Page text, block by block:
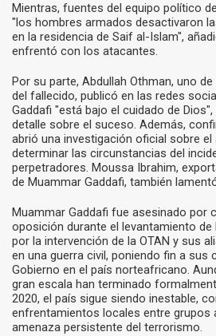
Mientras, fuentes del equipo político
"los hombres armados desactivaron
en la residencia de Saif al-Islam",
enfrentó con los atacantes.
Por su parte, Abdullah Othman, uno
del fallecido, publicó en las redes
Gaddafi "está bajo el cuidado de
detalle sobre el suceso. Además,
abrió una investigación oficial sobre
determinar las circunstancias del
perpetradores. Moussa Ibrahim,
de Muammar Gaddafi, también
Muammar Gaddafi fue asesinado por
oposición durante el levantamiento de
por la intervención de la OTAN y sus
en una guerra civil, poniendo fin a sus
Gobierno en el país norteafricano.
gran escala han terminado
2020, el país sigue siendo inestable,
enfrentamientos locales entre grupos
amenaza persistente del terrorismo.